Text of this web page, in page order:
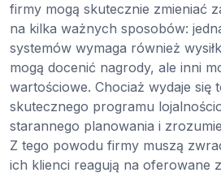
firmy mogą skutecznie zmieniać
na kilka ważnych sposobów:
systemów wymaga również
mogą docenić nagrody, ale inni
wartościowe. Chociaż wydaje się
skutecznego programu
starannego planowania i
Z tego powodu firmy muszą
ich klienci reagują na oferowane